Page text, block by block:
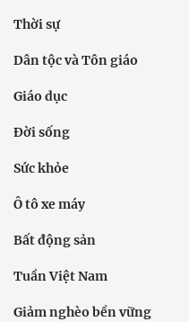
Thời sự
Dân tộc và Tôn giáo
Giáo dục
Đời sống
Sức khỏe
Ô tô xe máy
Bất động sản
Tuần Việt Nam
Giảm nghèo bền vững